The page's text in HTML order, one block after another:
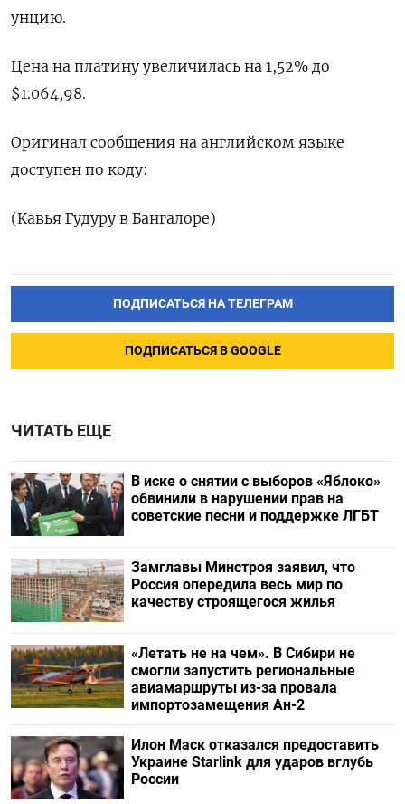
унцию.
Цена на платину увеличилась на 1,52% до
$1.064,98.
Оригинал сообщения на английском языке
доступен по коду:
(Кавья Гудуру в Бангалоре)
ПОДПИСАТЬСЯ НА ТЕЛЕГРАМ
ПОДПИСАТЬСЯ В GOOGLE
ЧИТАТЬ ЕЩЕ
В иске о снятии с выборов «Яблоко»
обвинили в нарушении прав на
советские песни и поддержке ЛГБТ
Замглавы Минстроя заявил, что
Россия опередила весь мир по
качеству строящегося жилья
«Летать не на чем». В Сибири не
смогли запустить региональные
авиамаршруты из-за провала
импортозамещения Ан-2
Илон Маск отказался предоставить
Украине Starlink для ударов вглубь
России